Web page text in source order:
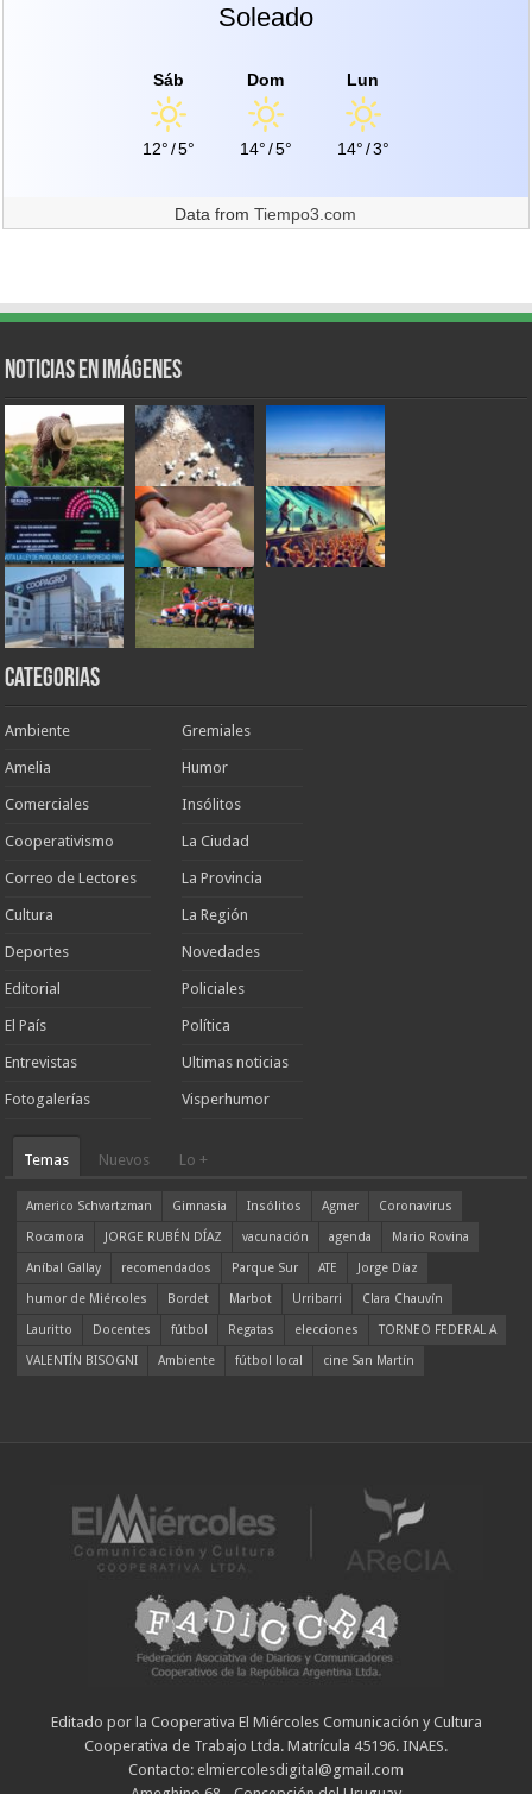
Soleado
Sáb
12°/5°
Dom
14°/5°
Lun
14°/3°
Data fromTiempo3.com
Noticias en Imágenes
Categorias
Ambiente
Amelia
Comerciales
Cooperativismo
Correo de Lectores
Cultura
Deportes
Editorial
El País
Entrevistas
Fotogalerías
Gremiales
Humor
Insólitos
La Ciudad
La Provincia
La Región
Novedades
Policiales
Política
Ultimas noticias
Visperhumor
Temas Nuevos Lo +
Americo Schvartzman Gimnasia Insólitos Agmer
Coronavirus
Rocamora
JORGE RUBÉN DÍAZ vacunación agenda
Mario Rovina
Aníbal Gallay
recomendados Parque Sur ATE
Jorge Díaz
humor de Miércoles
Bordet Marbot Urribarri
Clara Chauvín
Lauritto
Docentes fútbol Regatas elecciones
TORNEO FEDERAL A
VALENTÍN BISOGNI
Ambiente fútbol local cine San Martín
Editado por la Cooperativa El Miércoles Comunicación y Cultura
Cooperativa de Trabajo Ltda. Matrícula 45196. INAES.
Contacto: elmiercolesdigital@gmail.com